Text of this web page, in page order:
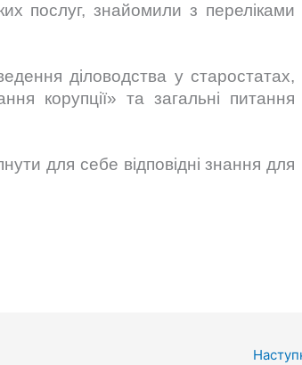
послуг, знайомили з переліками
діловодства у старостатах,
корупції» та загальні питання
для себе відповідні знання для